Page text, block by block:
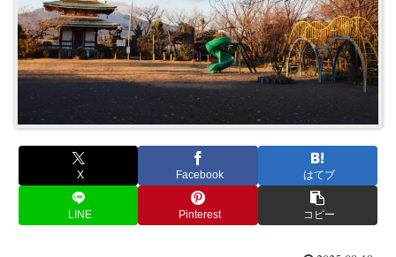
X Facebook はてブ
LINE Pinterest コピー